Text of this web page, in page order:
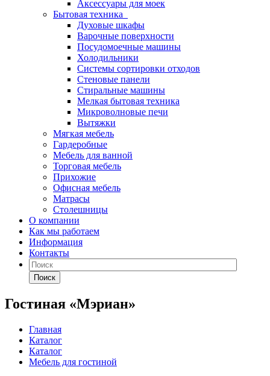
Аксессуары для моек
Бытовая техника
Духовые шкафы
Варочные поверхности
Посудомоечные машины
Холодильники
Системы сортировки отходов
Стеновые панели
Стиральные машины
Мелкая бытовая техника
Микроволновые печи
Вытяжки
Мягкая мебель
Гардеробные
Мебель для ванной
Торговая мебель
Прихожие
Офисная мебель
Матрасы
Столешницы
О компании
Как мы работаем
Информация
Контакты
Поиск
Гостиная «Мэриан»
Главная
Каталог
Каталог
Мебель для гостиной